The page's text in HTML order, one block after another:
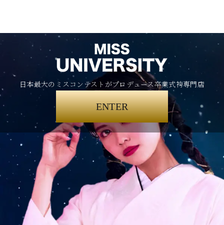
日本最大のミスコンテストがプロデュース卒業式袴専門店
ENTER